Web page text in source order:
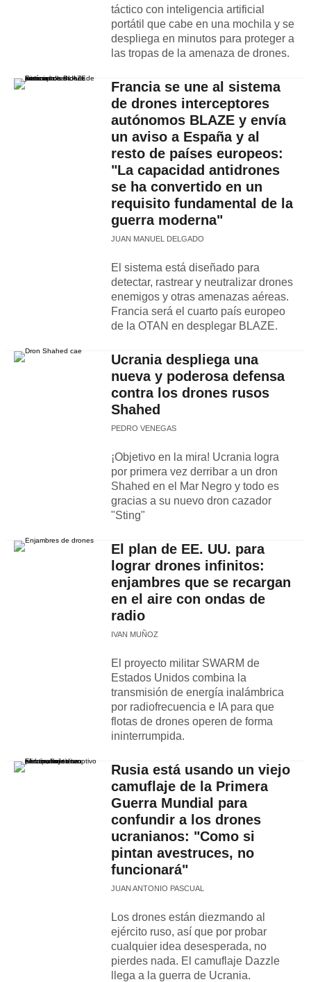
táctico con inteligencia artificial
portátil que cabe en una mochila y se
despliega en minutos para proteger a
las tropas de la amenaza de drones.
Francia se une al sistema
de drones interceptores
autónomos BLAZE y envía
un aviso a España y al
resto de países europeos:
"La capacidad antidrones
se ha convertido en un
requisito fundamental de la
guerra moderna"
JUAN MANUEL DELGADO
El sistema está diseñado para
detectar, rastrear y neutralizar drones
enemigos y otras amenazas aéreas.
Francia será el cuarto país europeo
de la OTAN en desplegar BLAZE.
Ucrania despliega una
nueva y poderosa defensa
contra los drones rusos
Shahed
PEDRO VENEGAS
¡Objetivo en la mira! Ucrania logra
por primera vez derribar a un dron
Shahed en el Mar Negro y todo es
gracias a su nuevo dron cazador
"Sting"
El plan de EE. UU. para
lograr drones infinitos:
enjambres que se recargan
en el aire con ondas de
radio
IVAN MUÑOZ
El proyecto militar SWARM de
Estados Unidos combina la
transmisión de energía inalámbrica
por radiofrecuencia e IA para que
flotas de drones operen de forma
ininterrumpida.
Rusia está usando un viejo
camuflaje de la Primera
Guerra Mundial para
confundir a los drones
ucranianos: "Como si
pintan avestruces, no
funcionará"
JUAN ANTONIO PASCUAL
Los drones están diezmando al
ejército ruso, así que por probar
cualquier idea desesperada, no
pierdes nada. El camuflaje Dazzle
llega a la guerra de Ucrania.